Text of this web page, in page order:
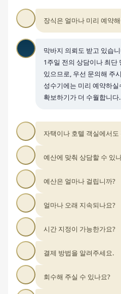
장식은 얼마나 미리 예약
막바지 의뢰도 받고 있습
1주일 전의 상담이나 최단
있으므로, 우선 문의해 주
성수기에는 미리 예약하
확보하기가 더 수월합니다.
자택이나 호텔 객실에서
예산에 맞춰 상담할 수 있
예산은 얼마나 걸립니까?
얼마나 오래 지속되나요?
시간 지정이 가능한가요?
결제 방법을 알려주세요.
회수해 주실 수 있나요?